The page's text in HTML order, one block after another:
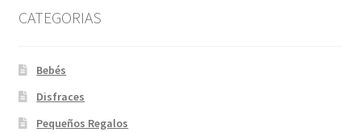
CATEGORIAS
Bebés
Disfraces
Pequeños Regalos